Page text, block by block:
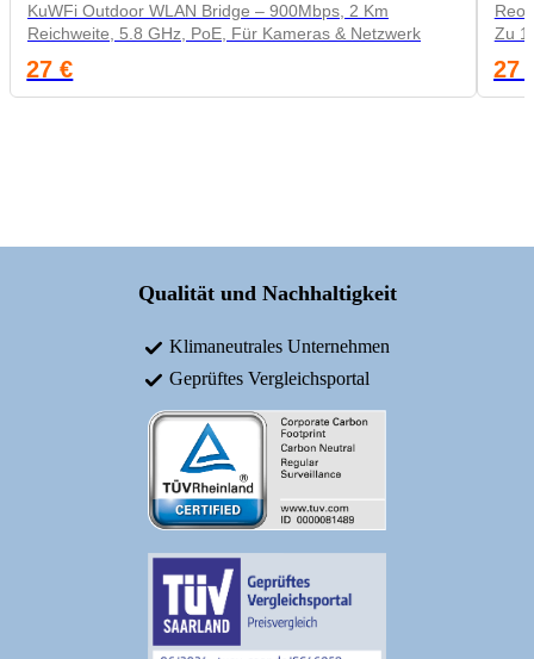
KuWFi Outdoor WLAN Bridge – 900Mbps, 2 Km
Reichweite, 5.8 GHz, PoE, Für Kameras & Netzwerk
27 €
Zu
27
Qualität und Nachhaltigkeit
Klimaneutrales Unternehmen
Geprüftes Vergleichsportal